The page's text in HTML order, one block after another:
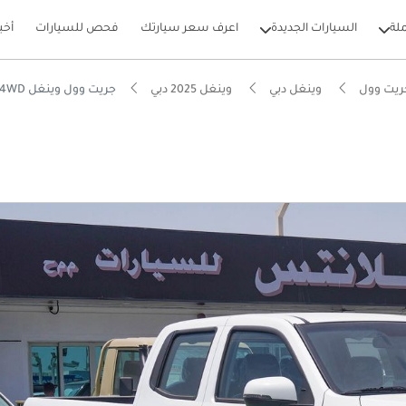
السيارات الجديدة اعرف سعر سيارتك فحص للسيارات
وول وينغل دبي وينغل 2025 دبي جريت وول وينغل 2.4L 4WD